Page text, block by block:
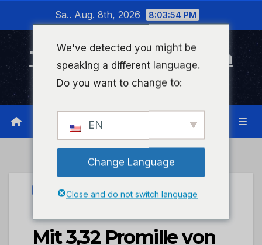
wechseln
Sa.. Aug. 8th, 2026 8:03:55 PM
Timeline Bad Kreuznach
Infonetzwerk für Bad Kreuznach
UNCATEGORIZED
POL-PDWO: Worms –
Mit 3,32 Promille von
We've detected you might be
speaking a different language.
Do you want to change to:
EN
Change Language
Close and do not switch language